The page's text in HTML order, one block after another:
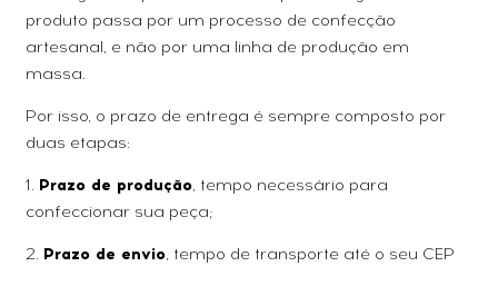
produto passa por um processo de confecção
artesanal, e não por uma linha de produção em
massa.
Por isso, o prazo de entrega é sempre composto por
duas etapas:
1. Prazo de produção, tempo necessário para
confeccionar sua peça;
2. Prazo de envio, tempo de transporte até o seu CEP